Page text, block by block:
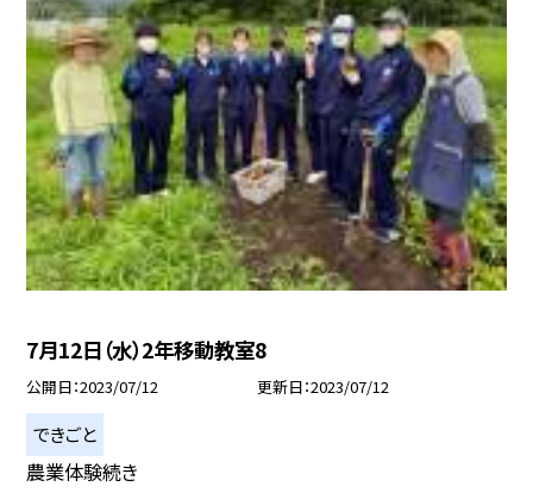
7月12日（水）2年移動教室8
公開日 2023/07/12 更新日 2023/07/12
できごと
農業体験続き